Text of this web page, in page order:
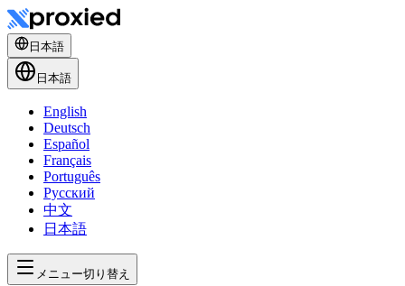
日本語
日本語
English
Deutsch
Español
Français
Português
Русский
中文
日本語
メニュー切り替え